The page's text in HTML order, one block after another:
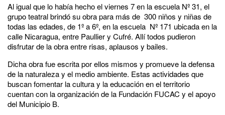
Al igual que lo había hecho el viernes 7 en la escuela Nº 31, el
grupo teatral brindó su obra para más de 300 niños y niñas de
todas las edades, de 1º a 6º, en la escuela Nº 171 ubicada en la
calle Nicaragua, entre Paullier y Cufré. Allí todos pudieron
disfrutar de la obra entre risas, aplausos y bailes.
Dicha obra fue escrita por ellos mismos y promueve la defensa
de la naturaleza y el medio ambiente. Estas actividades que
buscan fomentar la cultura y la educación en el territorio
cuentan con la organización de la Fundación FUCAC y el apoyo
del Municipio B.